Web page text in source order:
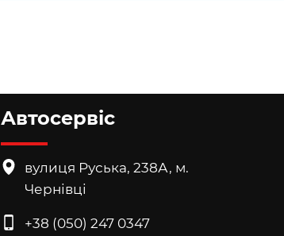
Автосервіс
вулиця Руська, 238А, м.
Чернівці
+38 (050) 247 0347